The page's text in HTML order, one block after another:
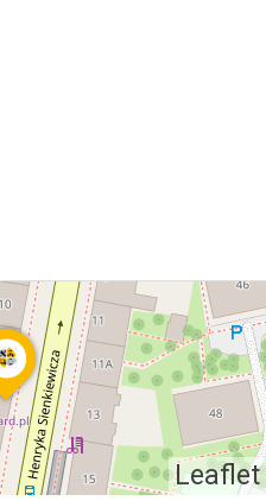
Leaflet